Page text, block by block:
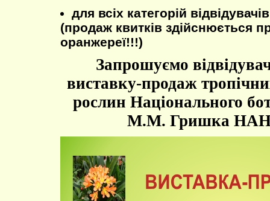
для всіх категорій
(продаж квитків здійснюється
оранжереї!!!)
Запрошуємо
виставку-продаж
рослин Національного
М.М. Гришка НАН